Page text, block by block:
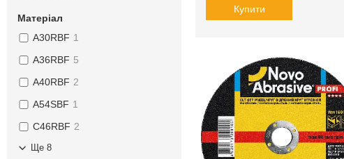
Купити
Матеріал
A30RBF 1
A36RBF 5
A40RBF 2
A54SBF 1
C46RBF 2
Ще 8